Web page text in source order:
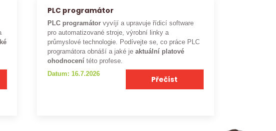
PLC programátor
PLC programátor vyvíjí a upravuje řídicí software
pro automatizované stroje, výrobní linky a
průmyslové technologie. Podívejte se, co práce PLC
programátora obnáší a jaké je aktuální platové
ohodnocení této profese.
Datum: 16.7.2026
Přečíst